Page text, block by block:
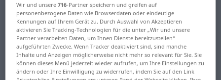
Deutsch-Spanisch Übersetzung für
"Niederschlag"
"Niederschlag" Spanisch
Übersetzung
Wir und unsere716-Partner speichern und greifen auf
personenbezogene Daten wie Browserdaten oder eindeutige
Kennungen auf Ihrem Gerät zu. Durch Auswahl von Akzeptieren
aktivieren Sie Tracking-Technologien für die unter „Wir und unsere
Partner verarbeiten Daten, um Ihnen Dienste bereitzustellen“
aufgeführten Zwecke. Wenn Tracker deaktiviert sind, sind manche
Inhalte und Anzeigen möglicherweise nicht mehr so relevant für Sie. Sie
können dieses Menü jederzeit wieder aufrufen, um Ihre Einstellungen zu
ändern oder Ihre Einwilligung zu widerrufen, indem Sie auf den Link